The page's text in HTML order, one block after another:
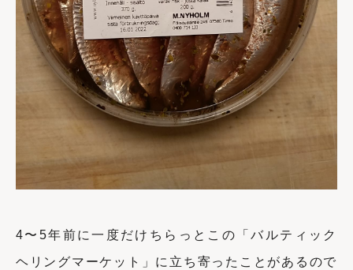
4〜 5年前に一度だけちらっとこの「バルティック
ヘリングマーケット」に立ち寄ったことがあるので